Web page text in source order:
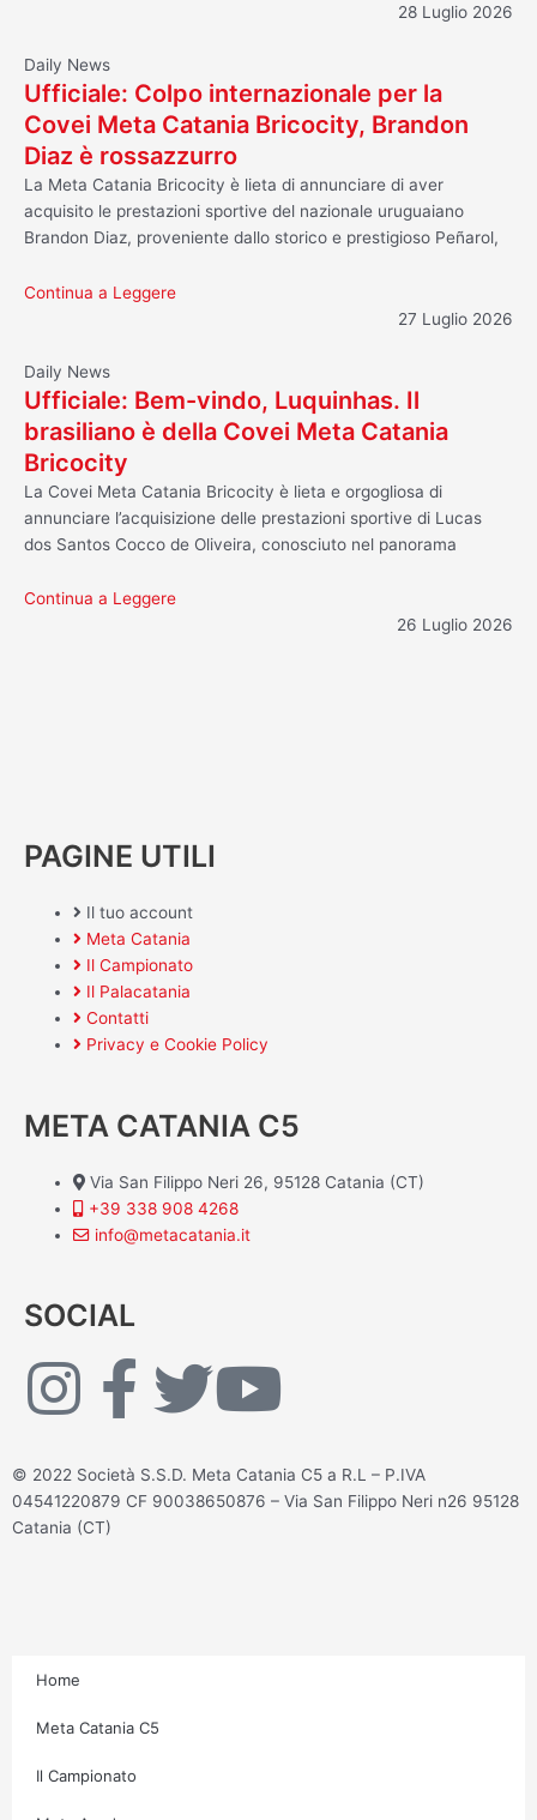
28 Luglio 2026
Daily News
Ufficiale: Colpo internazionale per la
Covei Meta Catania Bricocity, Brandon
Diaz è rossazzurro
La Meta Catania Bricocity è lieta di annunciare di aver
acquisito le prestazioni sportive del nazionale uruguaiano
Brandon Diaz, proveniente dallo storico e prestigioso Peñarol,
Continua a Leggere
27 Luglio 2026
Daily News
Ufficiale: Bem-vindo, Luquinhas. Il
brasiliano è della Covei Meta Catania
Bricocity
La Covei Meta Catania Bricocity è lieta e orgogliosa di
annunciare l’acquisizione delle prestazioni sportive di Lucas
dos Santos Cocco de Oliveira, conosciuto nel panorama
Continua a Leggere
26 Luglio 2026
PAGINE UTILI
Il tuo account
Meta Catania
Il Campionato
Il Palacatania
Contatti
Privacy e Cookie Policy
META CATANIA C5
Via San Filippo Neri 26, 95128 Catania (CT)
+39 338 908 4268
info@metacatania.it
SOCIAL
I
s
g
r
F
a
c
o
T
i
Y
u
© 2022 Società S.S.D. Meta Catania C5 a R.L – P.IVA
04541220879 CF 90038650876 – Via San Filippo Neri n26 95128
Catania (CT)
Home
Meta Catania C5
Il Campionato